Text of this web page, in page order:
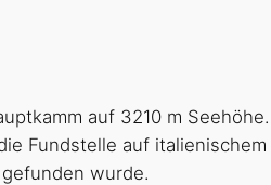
auf 3210 m
Fundstelle auf
wurde.